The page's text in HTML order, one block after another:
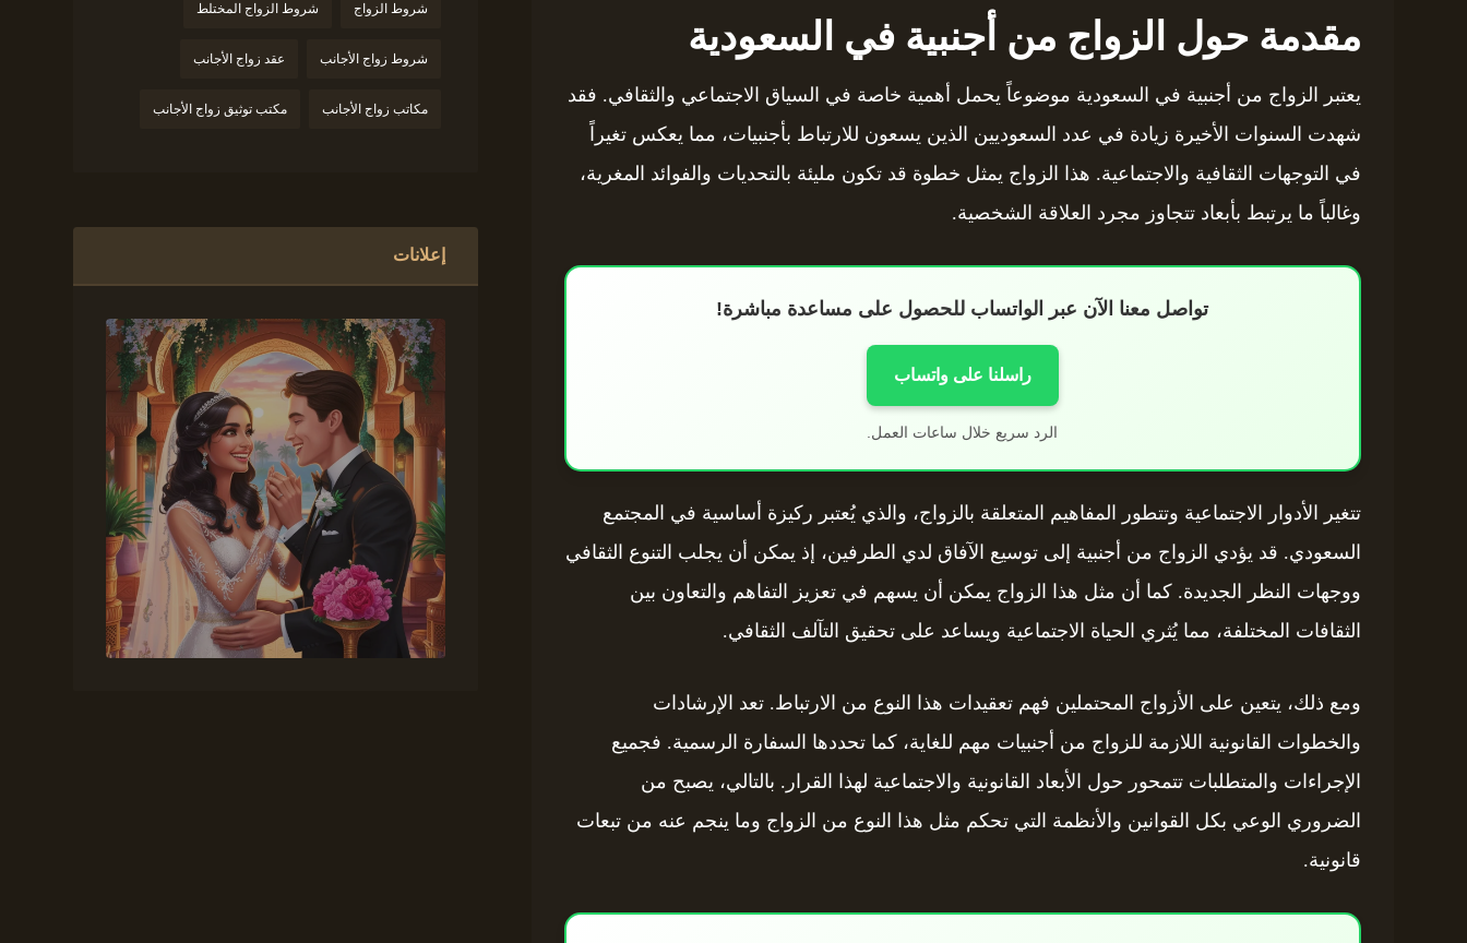
مقدمة حول الزواج من أجنبية في السعودية
يعتبر الزواج من أجنبية في السعودية موضوعاً يحمل أهمية خاصة في السياق الاجتماعي والثقافي. فقد
شهدت السنوات الأخيرة زيادة في عدد السعوديين الذين يسعون للارتباط بأجنبيات، مما يعكس تغيراً
في التوجهات الثقافية والاجتماعية. هذا الزواج يمثل خطوة قد تكون مليئة بالتحديات والفوائد المغرية،
وغالباً ما يرتبط بأبعاد تتجاوز مجرد العلاقة الشخصية.
تواصل معنا الآن عبر الواتساب للحصول على مساعدة مباشرة!
راسلنا على واتساب
الرد سريع خلال ساعات العمل.
تتغير الأدوار الاجتماعية وتتطور المفاهيم المتعلقة بالزواج، والذي يُعتبر ركيزة أساسية في المجتمع
السعودي. قد يؤدي الزواج من أجنبية إلى توسيع الآفاق لدي الطرفين، إذ يمكن أن يجلب التنوع الثقافي
ووجهات النظر الجديدة. كما أن مثل هذا الزواج يمكن أن يسهم في تعزيز التفاهم والتعاون بين
الثقافات المختلفة، مما يُثري الحياة الاجتماعية ويساعد على تحقيق التآلف الثقافي.
ومع ذلك، يتعين على الأزواج المحتملين فهم تعقيدات هذا النوع من الارتباط. تعد الإرشادات
والخطوات القانونية اللازمة للزواج من أجنبيات مهم للغاية، كما تحددها السفارة الرسمية. فجميع
الإجراءات والمتطلبات تتمحور حول الأبعاد القانونية والاجتماعية لهذا القرار. بالتالي، يصبح من
الضروري الوعي بكل القوانين والأنظمة التي تحكم مثل هذا النوع من الزواج وما ينجم عنه من تبعات
قانونية.
شروط الزواج شروط الزواج المختلط
شروط زواج الأجانب عقد زواج الأجانب
مكاتب زواج الأجانب مكتب توثيق زواج الأجانب
إعلانات